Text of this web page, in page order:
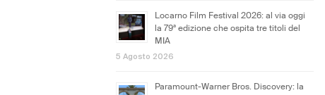
Locarno Film Festival 2026: al via oggi
la 79ª edizione che ospita tre titoli del
MIA
5 Agosto 2026
Paramount-Warner Bros. Discovery: la